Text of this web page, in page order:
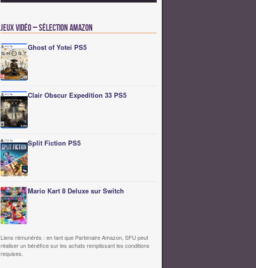
Jeux vidéo – Sélection Amazon
Ghost of Yotei PS5
Clair Obscur Expedition 33 PS5
Split Fiction PS5
Mario Kart 8 Deluxe sur Switch
Liens rémunérés : en tant que Partenaire Amazon, SFU peut
réaliser un bénéfice sur les achats remplissant les conditions
requises.